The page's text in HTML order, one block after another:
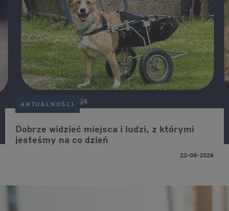
AKTUALNOŚCI
Dobrze widzieć miejsca i ludzi, z którymi
jesteśmy na co dzień
22-05-2026